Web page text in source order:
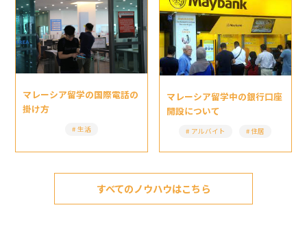
マレーシア留学の国際電話の
掛け方
生活
マレーシア留学中の銀行口座
開設について
アルバイト 住居
すべてのノウハウはこちら